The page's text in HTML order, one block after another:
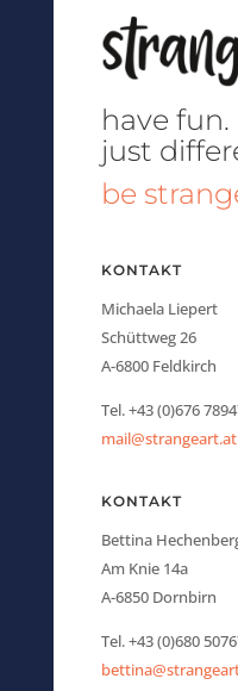
have fun.
just
be
KONTAKT
Michaela Liepert
Schüttweg 26
A-6800 Feldkirch
Tel. +43 (0)676
mail@strangeart.at
KONTAKT
Bettina
Am Knie 14a
A-6850 Dornbirn
Tel. +43 (0)680